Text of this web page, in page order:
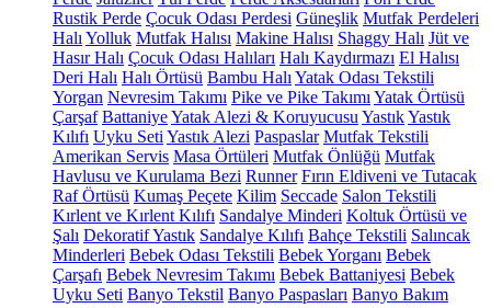
Rustik Perde Çocuk Odası Perdesi Güneşlik Mutfak Perdeleri
Halı Yolluk Mutfak Halısı Makine Halısı Shaggy Halı Jüt ve
Hasır Halı Çocuk Odası Halıları Halı Kaydırmazı El Halısı
Deri Halı Halı Örtüsü Bambu Halı Yatak Odası Tekstili
Yorgan Nevresim Takımı Pike ve Pike Takımı Yatak Örtüsü
Çarşaf BattaniyeYatak Alezi & Koruyucusu YastıkYastık
Kılıfı Uyku Seti Yastık Alezi Paspaslar Mutfak Tekstili
Amerikan Servis Masa Örtüleri Mutfak Önlüğü Mutfak
Havlusu ve Kurulama Bezi Runner Fırın Eldiveni ve Tutacak
Raf Örtüsü Kumaş Peçete Kilim Seccade Salon Tekstili
Kırlent ve Kırlent Kılıfı Sandalye Minderi Koltuk Örtüsü ve
Şalı Dekoratif Yastık Sandalye Kılıfı Bahçe Tekstili Salıncak
Minderleri Bebek Odası Tekstili Bebek Yorganı Bebek
Çarşafı Bebek Nevresim Takımı Bebek Battaniyesi Bebek
Uyku Seti Banyo Tekstil Banyo Paspasları Banyo Bakım